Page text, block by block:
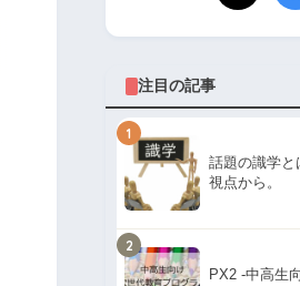
注目の記事
1
話題の識学と
視点から。
2
PX2 -中高生